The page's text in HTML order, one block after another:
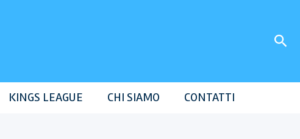
KINGS LEAGUE CHI SIAMO CONTATTI